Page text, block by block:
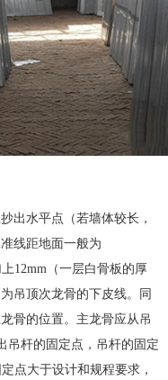
出水平点（若墙体较长，
线距地面一般为
12mm（一层白骨板的厚
吊顶次龙骨的下皮线。同
骨的位置。主龙骨应从吊
吊杆的固定点，吊杆的固定
点大于设计和规程要求，